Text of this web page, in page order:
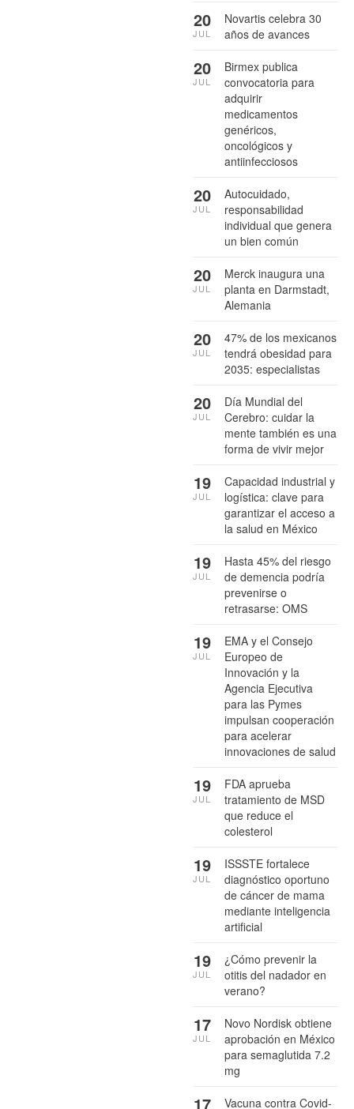
Novartis celebra 30
años de avances
20
JUL
Birmex publica
convocatoria para
adquirir
medicamentos
genéricos,
oncológicos y
antiinfecciosos
20
JUL
Autocuidado,
responsabilidad
individual que genera
un bien común
20
JUL
Merck inaugura una
planta en Darmstadt,
Alemania
20
JUL
47% de los mexicanos
tendrá obesidad para
2035: especialistas
20
JUL
Día Mundial del
Cerebro: cuidar la
mente también es una
forma de vivir mejor
20
JUL
Capacidad industrial y
logística: clave para
garantizar el acceso a
la salud en México
19
JUL
Hasta 45% del riesgo
de demencia podría
prevenirse o
retrasarse: OMS
19
JUL
EMA y el Consejo
Europeo de
Innovación y la
Agencia Ejecutiva
para las Pymes
impulsan cooperación
para acelerar
innovaciones de salud
19
JUL
FDA aprueba
tratamiento de MSD
que reduce el
colesterol
19
JUL
ISSSTE fortalece
diagnóstico oportuno
de cáncer de mama
mediante inteligencia
artificial
19
JUL
¿Cómo prevenir la
otitis del nadador en
verano?
19
JUL
Novo Nordisk obtiene
aprobación en México
para semaglutida 7.2
mg
17
JUL
Vacuna contra Covid-
17